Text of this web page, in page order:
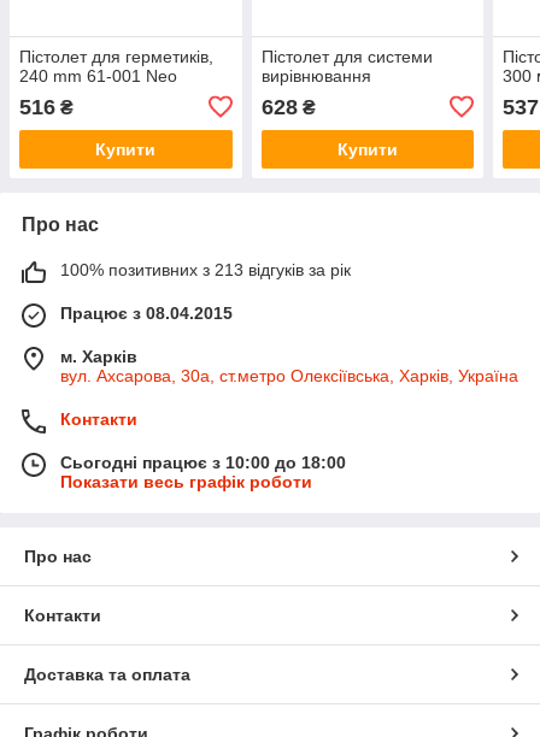
Пістолет для герметиків,
240 mm 61-001 Neo
516 ₴
Купити
Пістолет для системи
вирівнювання
628₴
Купити
300
537
Про нас
100% позитивних з 213 відгуків за рік
Працює з 08.04.2015
м. Харків
вул. Ахсарова, 30а, ст.метро Олексіївська, Харків, Україна
Контакти
Сьогодні працює з 10:00 до 18:00
Показати весь графік роботи
Про нас
Контакти
Доставка та оплата